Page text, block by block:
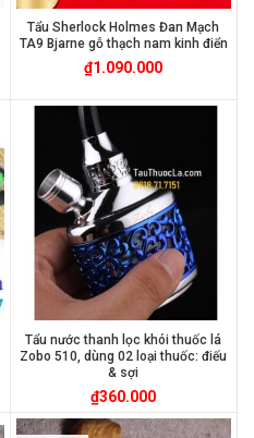
Tẩu Sherlock Holmes Đan Mạch
TA9 Bjarne gỗ thạch nam kinh điển
₫1.090.000
Tẩu nước thanh lọc khói thuốc lá
Zobo 510, dùng 02 loại thuốc: điếu
& sợi
₫360.000